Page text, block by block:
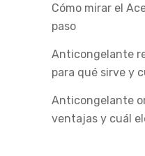
Cómo mirar el
paso
Anticongelante
para qué sirve y
Anticongelante
ventajas y cuál